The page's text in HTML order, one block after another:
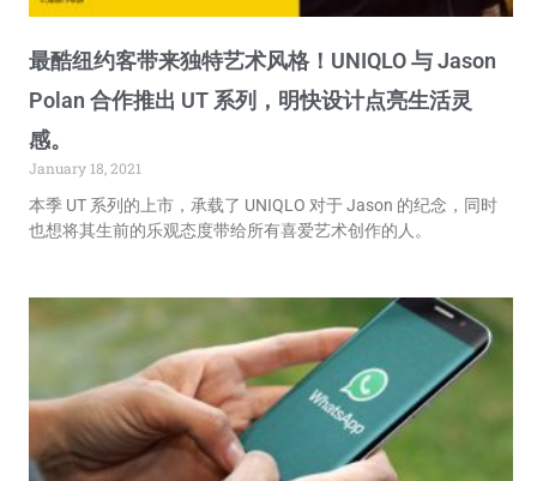
最酷纽约客带来独特艺术风格！UNIQLO 与 Jason
Polan 合作推出 UT 系列，明快设计点亮生活灵
感。
January 18, 2021
本季 UT 系列的上市，承载了 UNIQLO 对于 Jason 的纪念，同时
也想将其生前的乐观态度带给所有喜爱艺术创作的人。